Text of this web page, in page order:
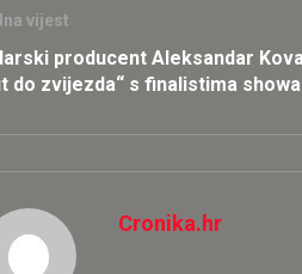
vijest
producent Aleksandar
do zvijezda“ s finalistima
Cronika.hr